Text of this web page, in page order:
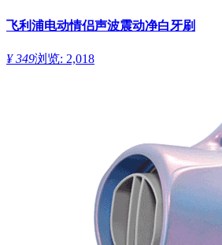
飞利浦电动情侣声波震动净白牙刷
¥ 349浏览: 2,018